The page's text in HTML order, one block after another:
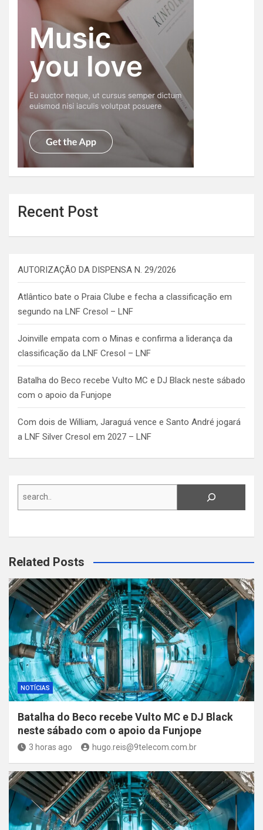
Recent Post
AUTORIZAÇÃO DA DISPENSA N. 29/2026
Atlântico bate o Praia Clube e fecha a classificação em
segundo na LNF Cresol – LNF
Joinville empata com o Minas e confirma a liderança da
classificação da LNF Cresol – LNF
Batalha do Beco recebe Vulto MC e DJ Black neste sábado
com o apoio da Funjope
Com dois de William, Jaraguá vence e Santo André jogará
a LNF Silver Cresol em 2027 – LNF
Search
Related Posts
NOTÍCIAS
Batalha do Beco recebe Vulto MC e DJ Black
neste sábado com o apoio da Funjope
3 horas ago hugo.reis@9telecom.com.br